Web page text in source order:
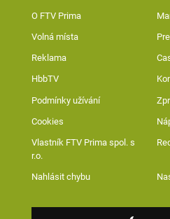
O FTV Prima
Volná místa
Reklama
HbbTV
Podmínky užívání
Cookies
Vlastník FTV Prima spol. s
r.o.
Nahlásit chybu